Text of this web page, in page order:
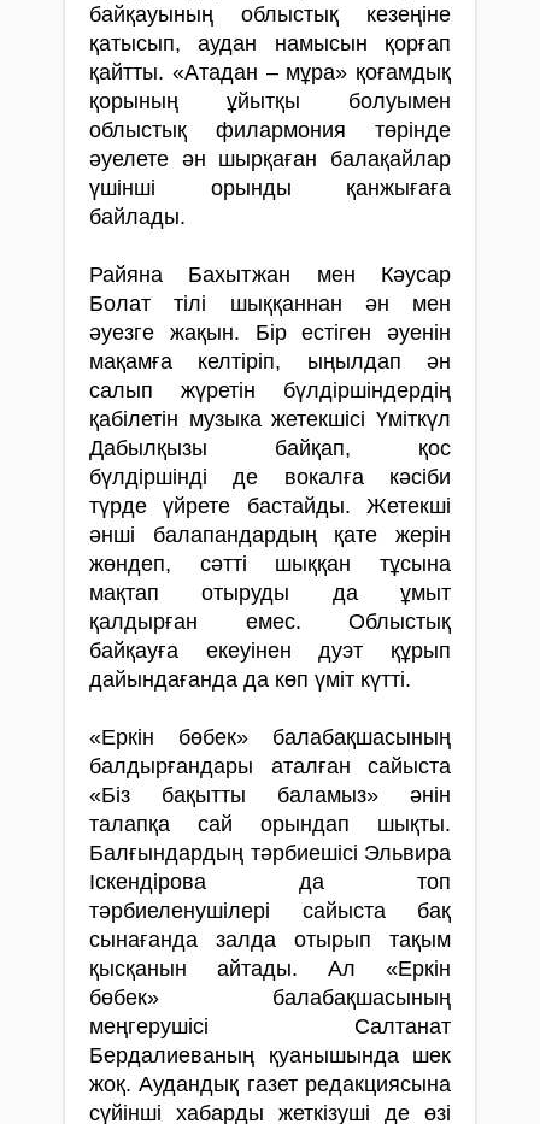
байқауының облыстық кезеңіне
қатысып, аудан намысын қорғап
қайтты. «Атадан – мұра» қоғамдық
қорының ұйытқы болуымен
облыстық филармония төрінде
әуелете ән шырқаған балақайлар
үшінші орынды қанжығаға
байлады.
Райяна Бахытжан мен Кәусар
Болат тілі шық­қаннан ән мен
әуезге жақын. Бір естіген әуенін
мақамға келтіріп, ыңылдап ән
салып жүретін бүл­діршіндердің
қабілетін музыка жетекшісі Үміткүл
Дабылқызы байқап, қос
бүлдіршінді де вокалға кәсіби
түрде үйрете бастайды. Жетекші
әнші бала­пандардың қате жерін
жөндеп, сәтті шыққан тұсына
мақтап отыруды да ұмыт
қалдырған емес. Облыстық
байқауға екеуінен дуэт құрып
дайындағанда да көп үміт күтті.
«Еркін бөбек» балабақшасының
балдырғандары аталған сайыста
«Біз бақытты баламыз» әнін
талапқа сай орындап шықты.
Балғындардың тәрбиешісі Эльвира
Іскендірова да топ
тәрбиеленушілері сайыста бақ
сынағанда залда отырып тақым
қысқанын айтады. Ал «Еркін
бөбек» балабақшасының
меңгерушісі Салтанат
Бердалиеваның қуанышында шек
жоқ. Аудандық газет редакциясына
сүйінші хабарды жет­кізуші де өзі